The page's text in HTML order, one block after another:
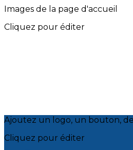
Images de la page d'accueil
Cliquez pour éditer
Ajoutez un logo, un bouton,
Cliquez pour éditer